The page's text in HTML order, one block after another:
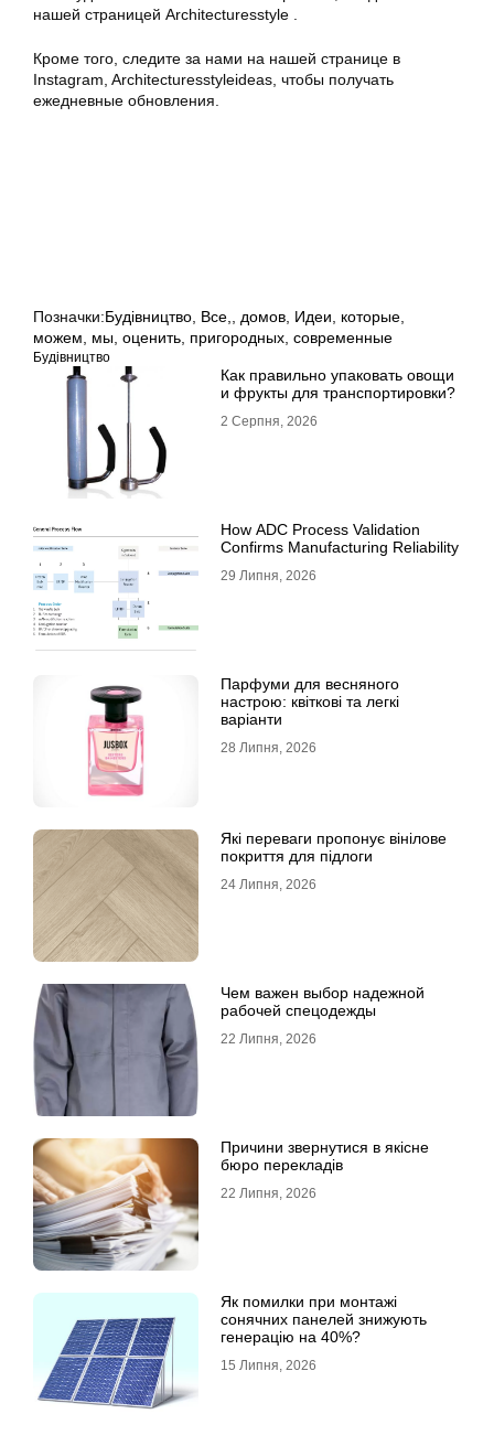
нашей страницей Architecturesstyle .
Кроме того, следите за нами на нашей странице в
Instagram, Architecturesstyleideas, чтобы получать
ежедневные обновления.
Позначки:Будівництво Все, домов Идеи которые
можем
мы оценить пригородных современные
Будівництво
Как правильно упаковать овощи
и фрукты для транспортировки?
2 Серпня, 2026
How ADC Process Validation
Confirms Manufacturing Reliability
29 Липня, 2026
Парфуми для весняного
настрою: квіткові та легкі
варіанти
28 Липня, 2026
Які переваги пропонує вінілове
покриття для підлоги
24 Липня, 2026
Чем важен выбор надежной
рабочей спецодежды
22 Липня, 2026
Причини звернутися в якісне
бюро перекладів
22 Липня, 2026
Як помилки при монтажі
сонячних панелей знижують
генерацію на 40%?
15 Липня, 2026